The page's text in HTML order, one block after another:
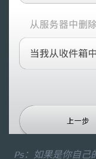
Ps：如果是你自己